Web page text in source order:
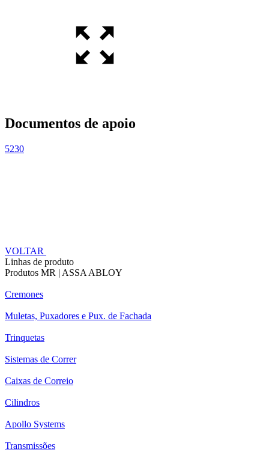
Documentos de apoio
5230
VOLTAR
Linhas de produto
Produtos MR | ASSA ABLOY
Cremones
Muletas, Puxadores e Pux. de Fachada
Trinquetas
Sistemas de Correr
Caixas de Correio
Cilindros
Apollo Systems
Transmissões